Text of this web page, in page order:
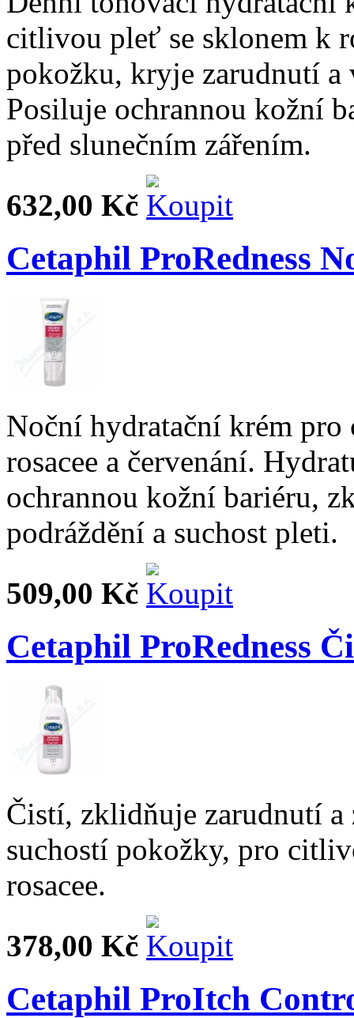
citlivou pleť se sklonem k
pokožku, kryje zarudnutí
Posiluje ochrannou kožní
před slunečním zářením.
632,00 Kč
Cetaphil ProRedness
Noční hydratační krém
rosacee a červenání.
ochrannou kožní bariéru,
podráždění a suchost pleti.
509,00 Kč
Cetaphil ProRedness
Čistí, zklidňuje zarudnutí a
suchostí pokožky, pro
rosacee.
378,00 Kč
Cetaphil ProItch